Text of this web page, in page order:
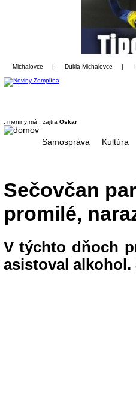
Michalovce | Dukla Michalovce |
, meniny má , zajtra Oskar
Samospráva Kultúra
Sečovčan
promilé,
V týchto dňoch
asistoval alkohol.